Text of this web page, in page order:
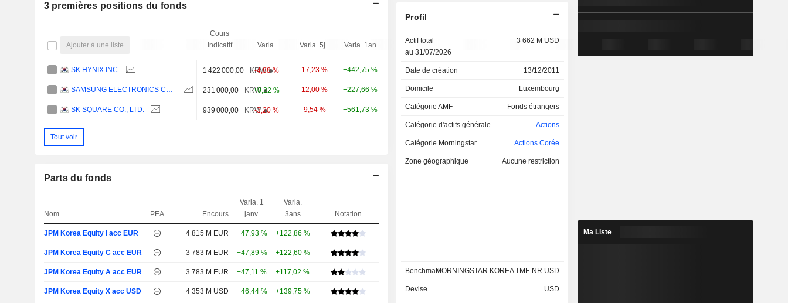
3 premières positions du fonds
Ajouter à une liste
Cours
indicatif
Varia. Varia. 5j. Varia. 1an Poids
SK HYNIX INC. 1 422 000,00 KRW
-4,88 % -17,23 % +442,75 % 9,96 %
SAMSUNG ELECTRONICS CO., LTD. 231 000,00 KRW+0,22 % -12,00 % +227,66 % 9,54 %
SK SQUARE CO., LTD. 939 000,00 KRW-3,20 % -9,54 % +561,73 % 8,82 %
Tout voir
Parts du fonds
Nom PEA Encours
Varia. 1
janv.
Varia.
3ans
Notation
JPM Korea Equity I acc EUR 4 815 M EUR +47,93 % +122,86 %
JPM Korea Equity C acc EUR 3 783 M EUR +47,89 % +122,60 %
JPM Korea Equity A acc EUR 3 783 M EUR +47,11 % +117,02 %
JPM Korea Equity X acc USD 4 353 M USD +46,44 % +139,75 %
Profil
Actif total
au 31/07/2026
3 662 M USD
Date de création 13/12/2011
Domicile Luxembourg
Catégorie AMF Fonds étrangers
Catégorie d'actifs générale Actions
Catégorie Morningstar Actions Corée
Zone géographique Aucune restriction
BenchmarkMORNINGSTAR KOREA TME NR USD
Devise USD
Ma Liste